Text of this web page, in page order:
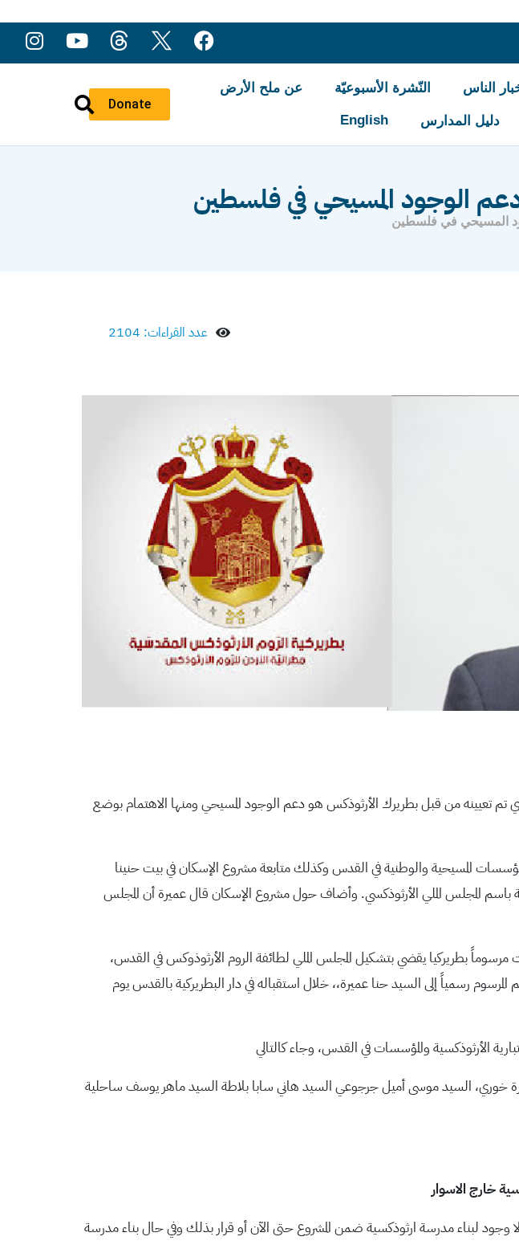
Donate
الناس النّشرة الأسبوعيّة عن ملح الأرض
دليل المدارس English
دعم الوجود المسيحي في فلسطين
المسيحي في فلسطين
عدد القراءات: 2104
تم تعيينه من قبل بطريرك الأرثوذكس هو دعم الوجود المسيحي ومنها الاهتمام بوضع
المسيحية والوطنية في القدس وكذلك متابعة مشروع الإسكان في بيت حنينا
بيت حنينا في القدس والمسجلة باسم المجلس الملي الأرثوذكسي. وأضاف حول مشروع الإسكان قال عميرة أن المجلس
بطريركيا يقضي بتشكيل المجلس الملي لطائفة الروم الأرثوذوكس في القدس،
رسمياً إلى السيد حنا عميرة،، خلال استقباله في دار البطريركية بالقدس يوم
الأرثوذكسية والمؤسسات في القدس، وجاء كالتالي
خوري، السيد موسى أميل جرجوعي السيد هاني سابا بلاطة السيد ماهر يوسف ساحلية
خارج الاسوار
وجود لبناء مدرسة ارثوذكسية ضمن المشروع حتى الآن أو قرار بذلك وفي حال بناء مدرسة